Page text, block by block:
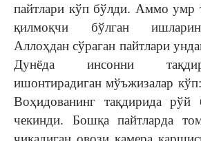
пайтлари кўп бўлди. Аммо умр
қилмоқчи бўлган
Аллоҳдан сўраган пайтлари
Дунёда инсонни
ишонтирадиган мўъжизалар
Воҳидованинг тақдирида рўй
чекинди. Бошқа пайтларда